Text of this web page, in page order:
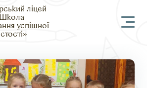
ліцей
успішної